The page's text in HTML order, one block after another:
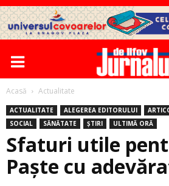
Acasă Actualitate
ACTUALITATE ALEGEREA EDITORULUI
SOCIAL
SĂNĂTATE ȘTIRI ULTIMĂ ORĂ
Sfaturi utile
Paște cu